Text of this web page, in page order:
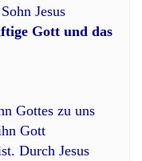
Jesus
Gott und das
Gottes zu uns
Gott
Durch Jesus